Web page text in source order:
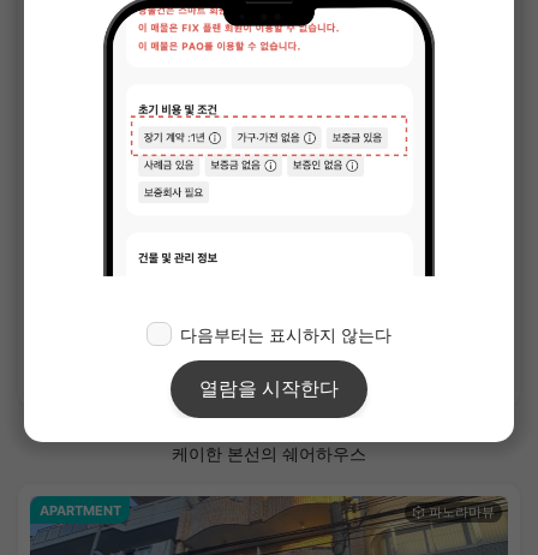
1/3
3층 건물 /도카이도 신칸센 교토 6분
케이한 본선의 쉐어하우스
APARTMENT